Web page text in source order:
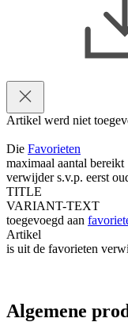
Artikel werd niet
Die Favorieten
maximaal aantal bereikt
verwijder s.v.p. eerst
TITLE
VARIANT-TEXT
toegevoegd aan
Artikel
is uit de favorieten
Algemene